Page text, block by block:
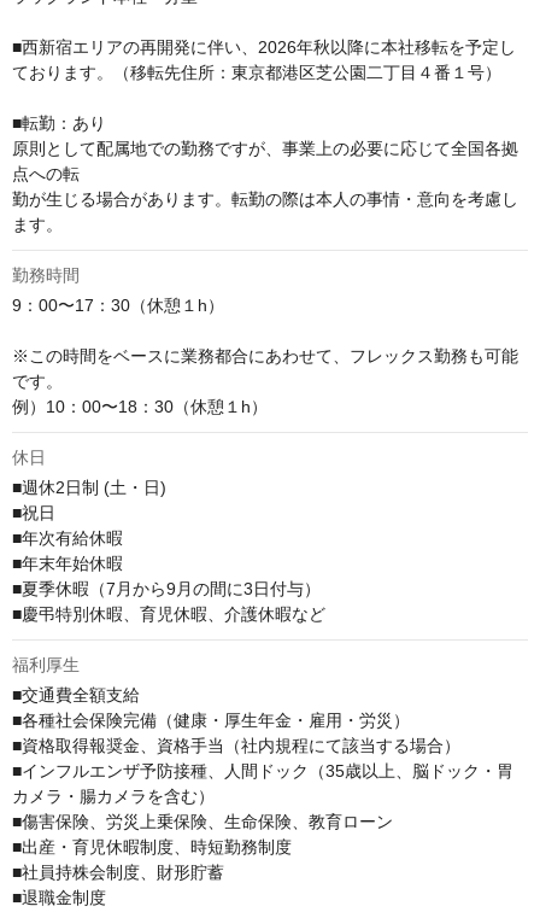
■西新宿エリアの再開発に伴い、2026年秋以降に本社移転を予定し
ております。（移転先住所：東京都港区芝公園二丁目４番１号）
■転勤：あり
原則として配属地での勤務ですが、事業上の必要に応じて全国各拠
点への転
勤が生じる場合があります。転勤の際は本人の事情・意向を考慮し
ます。
勤務時間
9：00〜17：30（休憩１h）
※この時間をベースに業務都合にあわせて、フレックス勤務も可能
です。
例）10：00〜18：30（休憩１h）
休日
■週休2日制 (土・日)
■祝日
■年次有給休暇
■年末年始休暇
■夏季休暇（7月から9月の間に3日付与）
■慶弔特別休暇、育児休暇、介護休暇など
福利厚生
■交通費全額支給
■各種社会保険完備（健康・厚生年金・雇用・労災）
■資格取得報奨金、資格手当（社内規程にて該当する場合）
■インフルエンザ予防接種、人間ドック（35歳以上、脳ドック・胃
カメラ・腸カメラを含む）
■傷害保険、労災上乗保険、生命保険、教育ローン
■出産・育児休暇制度、時短勤務制度
■社員持株会制度、財形貯蓄
■退職金制度